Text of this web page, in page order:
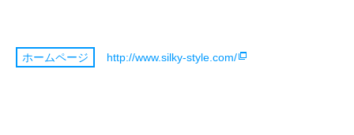
http://www.silky-style.com/